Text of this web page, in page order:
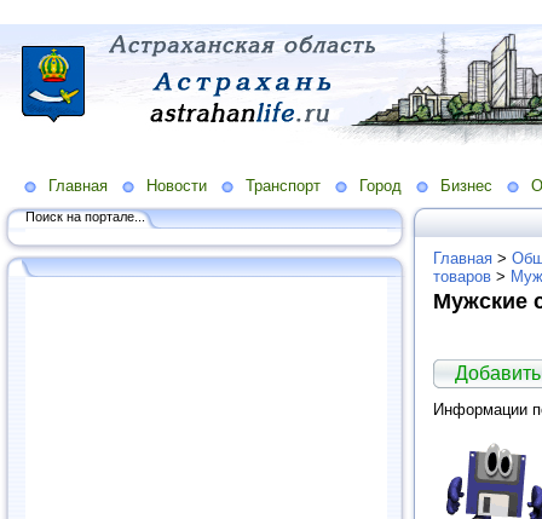
Главная Новости Транспорт Город Бизнес
Поиск на портале...
Главная >
товаров >
Мужские
Информации